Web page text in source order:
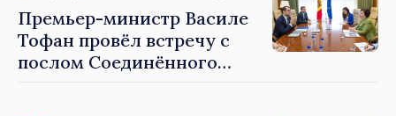
Премьер-министр Василе
Тофан провёл встречу с
послом Соединённого